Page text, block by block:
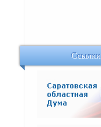
Ссылки